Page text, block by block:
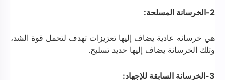
2-الخرسانة المسلحة:
هي خرسانه عادية يضاف إليها تعزيزات تهدف لتحمل قوة الشد،
وتلك الخرسانة يضاف إليها حديد تسليح.
3-الخرسانة السابقة للإجهاد: